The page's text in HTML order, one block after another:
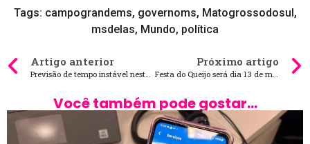
Tags: campograndems, governoms, Matogrossodosul,
msdelas, Mundo, política
Artigo anterior
Previsão de tempo instável nesta quinta-feira em MS
Próximo artigo
Festa do Queijo será dia 13 de maio em Rochedinho
Você também pode gostar...